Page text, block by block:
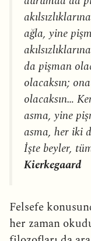
ağla, yine
da pişman
olacaksın;
olacaksın…
asma, yine
asma, her iki
İşte beyler,
Kierkegaard
Felsefe
her zaman